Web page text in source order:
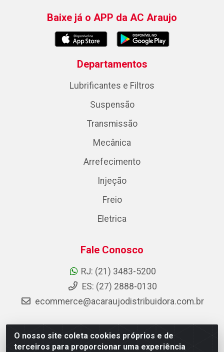
O nosso site coleta cookies próprios e de
terceiros para proporcionar uma experiência
Baixe já o APP da AC Araujo
Departamentos
Lubrificantes e Filtros
Suspensão
Transmissão
Mecânica
Arrefecimento
Injeção
Freio
Eletrica
Fale Conosco
RJ: (21) 3483-5200
ES: (27) 2888-0130
ecommerce@acaraujodistribuidora.com.br
AC Araujo Distribuidora - Rua Carneiro de Campos, 42 -